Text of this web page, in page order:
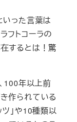
いった言葉は
フトコーラの
するとは！驚
100年以上前
作られている
ツ」や10種類以